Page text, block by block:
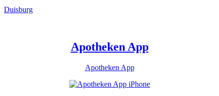
Duisburg
Apotheken App
Apotheken App